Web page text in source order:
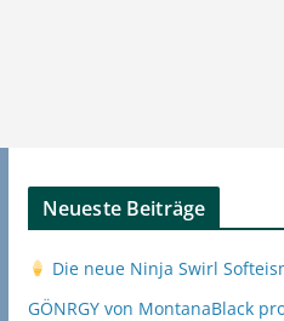
Neueste Beiträge
Die neue Ninja Swirl
GÖNRGY von MontanaBlack